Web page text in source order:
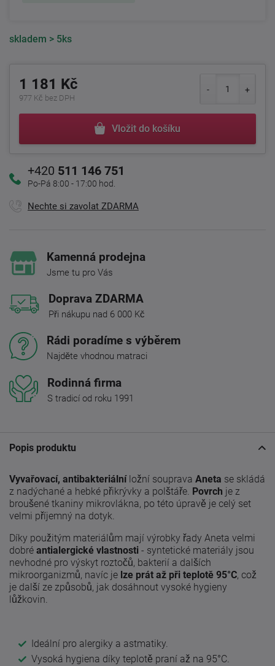
skladem > 5ks
1 181 Kč
977 Kč bez DPH
Vložit do košíku
+420 511 146 751
Po-Pá 8:00 - 17:00 hod.
Nechte si zavolat ZDARMA
Kamenná prodejna
Jsme tu pro Vás
Doprava ZDARMA
Při nákupu nad 6 000 Kč
Rádi poradíme s výběrem
Najděte vhodnou matraci
Rodinná firma
S tradicí od roku 1991
Popis produktu
Vyvařovací, antibakteriálníložní souprava Aneta se skládá
z nadýchané a hebké přikrývky a polštáře. Povrch je z
broušené tkaniny mikrovlákna, po této úpravě je celý set
velmi příjemný na dotyk.
Díky použitým materiálům mají výrobky řady Aneta velmi
dobré antialergické vlastnosti - syntetické materiály jsou
nevhodné pro výskyt roztočů, bakterií a dalších
mikroorganizmů, navíc je lze prát až při teplotě 95°C, což
je další ze způsobů, jak dosáhnout vysoké hygieny
lůžkovin.
Ideální pro alergiky a astmatiky.
Vysoká hygiena díky teplotě praní až na 95°C.